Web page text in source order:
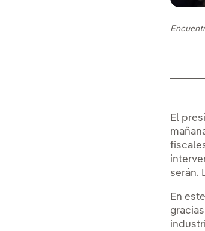
El
serán.
En